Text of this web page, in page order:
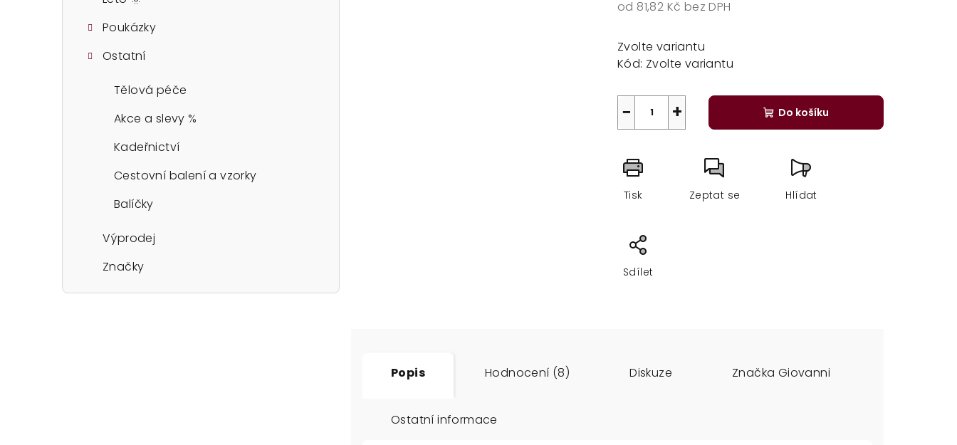
Poukázky
Ostatní
Tělová péče
Akce a slevy %
Kadeřnictví
Cestovní balení a vzorky
Balíčky
Výprodej
Značky
od 81,82 Kč bez DPH
cena:
Zvolte variantu
Kód: Zvolte variantu
+
− Do košíku
Tisk Zeptat se Hlídat
Sdílet
Popis Hodnocení (8) Diskuze Značka Giovanni
Ostatní informace